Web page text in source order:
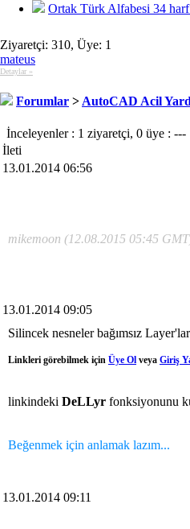
Ortak Türk Alfabesi 34
Ziyaretçi: 310, Üye: 1
mateus
Detaylar »
Forumlar > AutoCAD Acil
İnceleyenler : 1 ziyaretçi, 0 üye : ---
İleti
13.01.2014 06:56
mikemoon (12.08.2015 05:45
13.01.2014 09:05
Silincek nesneler bağımsız
Linkleri görebilmek için Üye Ol veya Giriş
linkindeki DeLLyr fonksiyonunu
Beğenmek için anlamak lazım...
13.01.2014 09:11